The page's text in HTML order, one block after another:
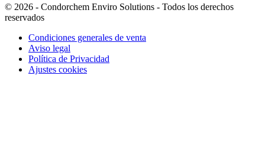
© 2026 - Condorchem Enviro Solutions - Todos los derechos
reservados
Condiciones generales de venta
Aviso legal
Política de Privacidad
Ajustes cookies